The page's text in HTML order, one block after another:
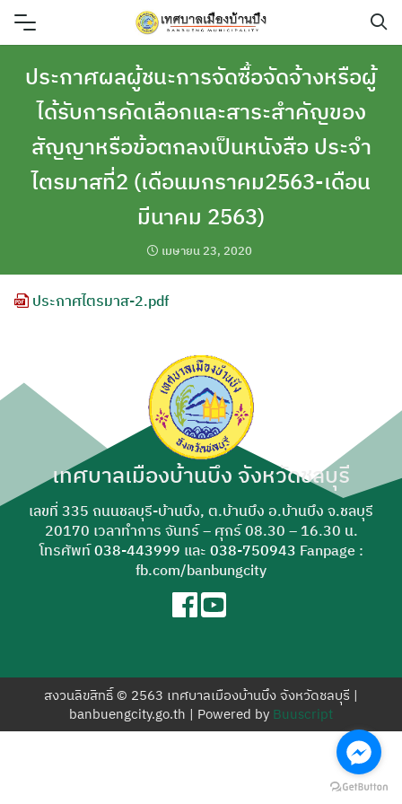
Skip
สำหรับ:
ประกาศผลผู้ชนะการจัดซื้อจัดจ้างหรือผู้
ได้รับการคัดเลือกและสาระสำคัญของ
สัญญาหรือข้อตกลงเป็นหนังสือ ประจำ
ไตรมาสที่2 (เดือนมกราคม2563-เดือน
มีนาคม 2563)
เมษายน 23, 2020
ประกาศไตรมาส-2.pdf
เทศบาลเมืองบ้านบึง จังหวัดชลบุรี
เลขที่ 335 ถนนชลบุรี-บ้านบึง, ต.บ้านบึง อ.บ้านบึง จ.ชลบุรี
20170 เวลาทำการ จันทร์ – ศุกร์ 08.30 – 16.30 น.
โทรศัพท์038-443999 และ 038-750943 Fanpage :
fb.com/banbungcity
สงวนลิขสิทธิ์ © 2563 เทศบาลเมืองบ้านบึง จังหวัดชลบุรี |
banbuengcity.go.th | Powered by Buuscript